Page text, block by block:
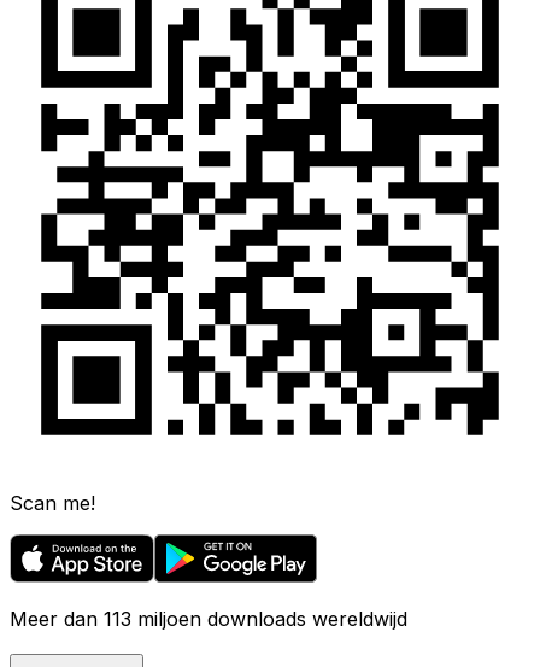
Scan me!
Meer dan 113 miljoen downloads wereldwijd